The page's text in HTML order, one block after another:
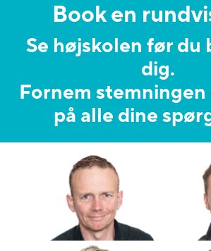
Book en
Se højskolen før du
dig.
Fornem stemningen
på alle dine